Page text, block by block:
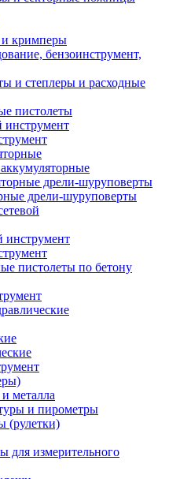
кримперы
бензоинструмент,
и степлеры и расходные
пистолеты
инструмент
дрели-шуруповерты
дрели-шуруповерты
инструмент
пистолеты по бетону
металла
и пирометры
(рулетки)
для измерительного